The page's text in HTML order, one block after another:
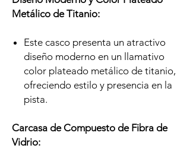
Metálico de Titanio:
Este casco presenta un atractivo
diseño moderno en un llamativo
color plateado metálico de titanio,
ofreciendo estilo y presencia en la
pista.
Carcasa de Compuesto de Fibra de
Vidrio: